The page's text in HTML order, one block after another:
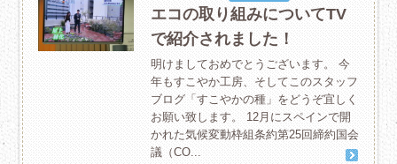
エコの取り組みについてTV
で紹介されました！
明けましておめでとうございます。 今
年もすこやか工房、そしてこのスタッフ
ブログ「すこやかの種」をどうぞ宜しく
お願い致します。 12月にスペインで開
かれた気候変動枠組条約第25回締約国会
議（CO...